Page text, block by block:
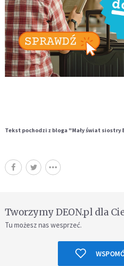
Tekst pochodzi z bloga "Mały świat siostry
Tworzymy DEON.pl dla
Tu możesz nas wesprzeć.